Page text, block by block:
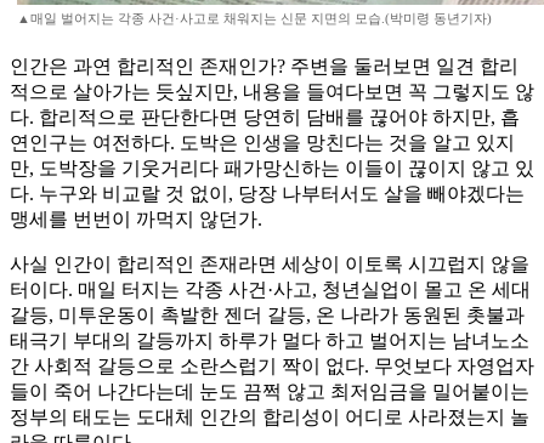
▲매일 벌어지는 각종 사건·사고로 채워지는 신문 지면의 모습.(박미령 동년기자)
인간은 과연 합리적인 존재인가? 주변을 둘러보면 일견 합리
적으로 살아가는 듯싶지만, 내용을 들여다보면 꼭 그렇지도 않
다. 합리적으로 판단한다면 당연히 담배를 끊어야 하지만, 흡
연인구는 여전하다. 도박은 인생을 망친다는 것을 알고 있지
만, 도박장을 기웃거리다 패가망신하는 이들이 끊이지 않고 있
다. 누구와 비교랄 것 없이, 당장 나부터서도 살을 빼야겠다는
맹세를 번번이 까먹지 않던가.
사실 인간이 합리적인 존재라면 세상이 이토록 시끄럽지 않을
터이다. 매일 터지는 각종 사건·사고, 청년실업이 몰고 온 세대
갈등, 미투운동이 촉발한 젠더 갈등, 온 나라가 동원된 촛불과
태극기 부대의 갈등까지 하루가 멀다 하고 벌어지는 남녀노소
간 사회적 갈등으로 소란스럽기 짝이 없다. 무엇보다 자영업자
들이 죽어 나간다는데 눈도 끔쩍 않고 최저임금을 밀어붙이는
정부의 태도는 도대체 인간의 합리성이 어디로 사라졌는지 놀